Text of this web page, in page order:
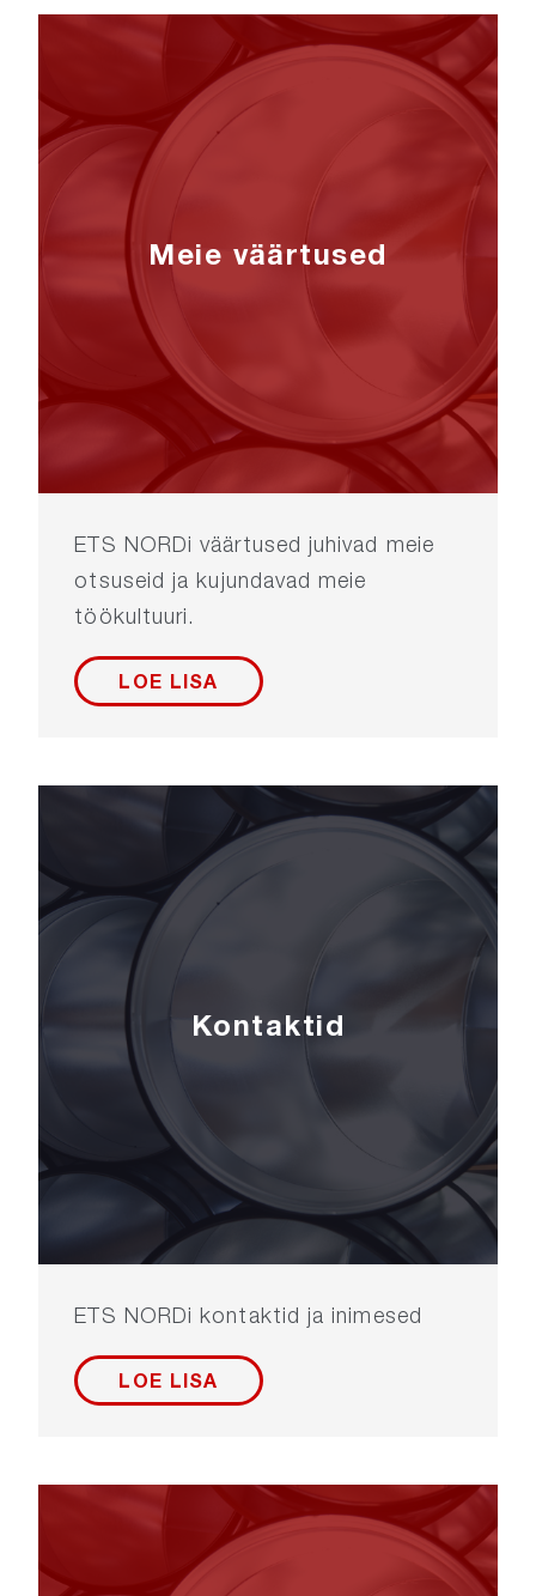
Meie väärtused
ETS NORDi väärtused juhivad meie
otsuseid ja kujundavad meie
töökultuuri.
LOE LISA
Kontaktid
ETS NORDi kontaktid ja inimesed
LOE LISA